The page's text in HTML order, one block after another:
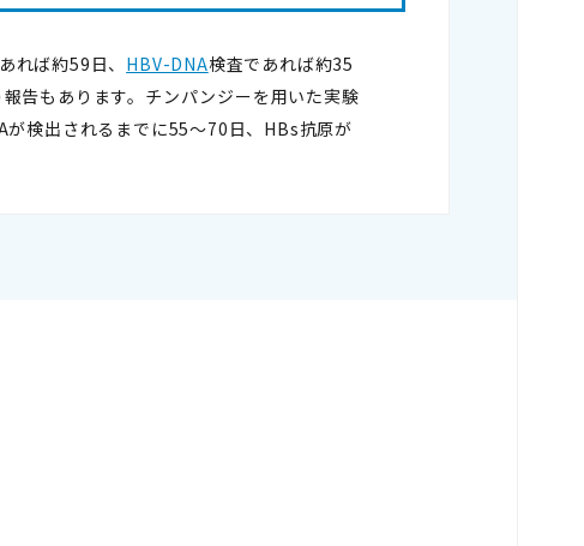
れば約59日、 HBV-DNA検査であれば約35
告もあります。チンパンジーを用いた実験
検出されるまでに55～70日、HBs抗原が